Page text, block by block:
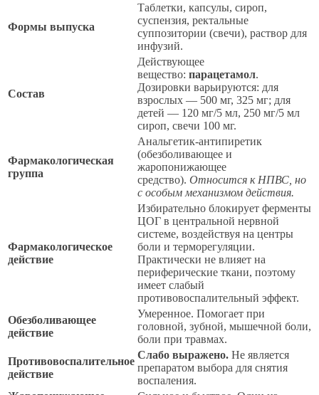
Формы выпуска
Таблетки, капсулы, сироп,
суспензия, ректальные
суппозитории (свечи), раствор для
инфузий.
Состав
Действующее
вещество: парацетамол.
Дозировки варьируются: для
взрослых — 500 мг, 325 мг; для
детей — 120 мг/5 мл, 250 мг/5 мл
сироп, свечи 100 мг.
Фармакологическая
группа
Анальгетик-антипиретик
(обезболивающее и
жаропонижающее
средство). Относится к НПВС, но
с особым механизмом действия.
Фармакологическое
действие
Избирательно блокирует ферменты
ЦОГ в центральной нервной
системе, воздействуя на центры
боли и терморегуляции.
Практически не влияет на
периферические ткани, поэтому
имеет слабый
противовоспалительный эффект.
Обезболивающее
действие
Умеренное. Помогает при
головной, зубной, мышечной боли,
боли при травмах.
Противовоспалительное
действие
Слабо выражено. Не является
препаратом выбора для снятия
воспаления.